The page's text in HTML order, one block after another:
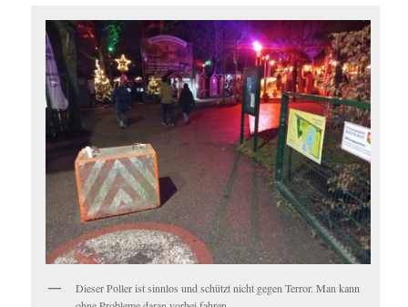
Dieser Poller ist sinnlos und schützt nicht gegen Terror. Man kann